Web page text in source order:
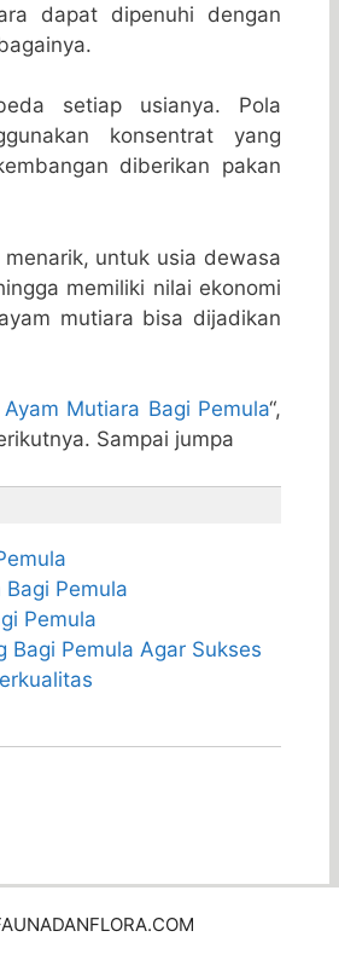
dapat dipenuhi dengan
setiap usianya. Pola
konsentrat yang
diberikan pakan
untuk usia dewasa
memiliki nilai ekonomi
mutiara bisa dijadikan
Mutiara Bagi Pemula“,
Sampai jumpa
Pemula
Pemula
Bagi Pemula Agar Sukses